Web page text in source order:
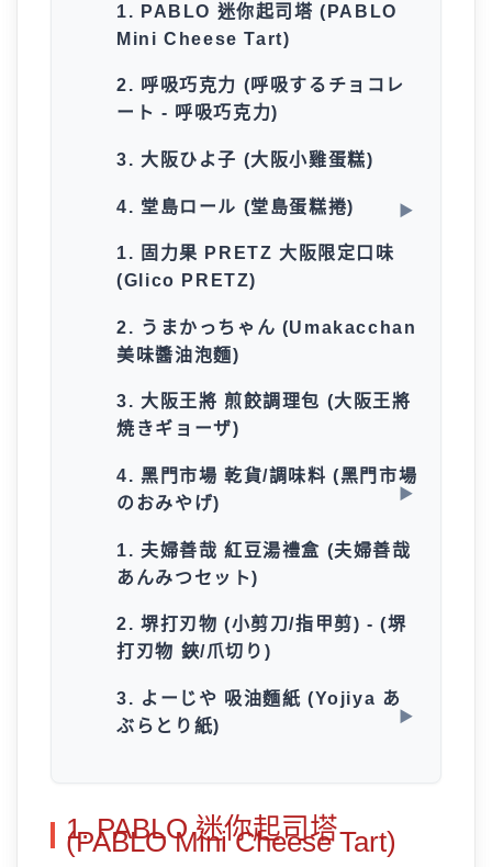
1. PABLO 迷你起司塔 (PABLO
Mini Cheese Tart)
2. 呼吸巧克力 (呼吸するチョコレ
ート - 呼吸巧克力)
3. 大阪ひよ子 (大阪小雞蛋糕)
4. 堂島ロール (堂島蛋糕捲)
1. 固力果 PRETZ 大阪限定口味
(Glico PRETZ)
2. うまかっちゃん (Umakacchan
美味醬油泡麵)
3. 大阪王將 煎餃調理包 (大阪王將
焼きギョーザ)
4. 黑門市場 乾貨/調味料 (黑門市場
のおみやげ)
1. 夫婦善哉 紅豆湯禮盒 (夫婦善哉
あんみつセット)
2. 堺打刃物 (小剪刀/指甲剪) - (堺
打刃物 鋏/爪切り)
3. よーじや 吸油麵紙 (Yojiya あ
ぶらとり紙)
1. PABLO 迷你起司塔
(PABLO Mini Cheese Tart)